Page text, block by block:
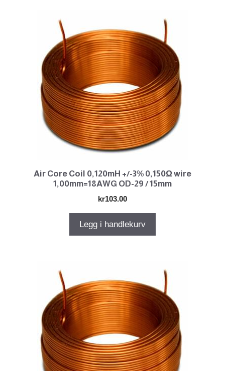
Air Core Coil 0,120mH +/-3% 0,150Ω wire
1,00mm=18AWG OD-29 / 15mm
kr103.00
Legg i handlekurv